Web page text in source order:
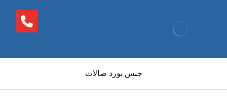
جبس بورد صالات